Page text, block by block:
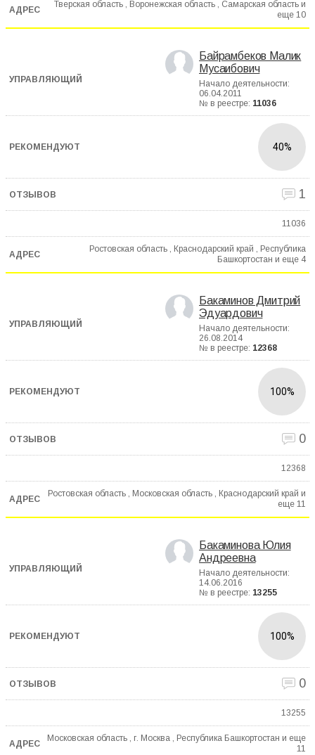
Тверская область , Воронежская область , Самарская область и
еще 10
Байрамбеков Малик
Мусаибович
Начало деятельности:
06.04.2011
№ в реестре: 11036
40%
1
11036
Ростовская область , Краснодарский край , Республика
Башкортостан и еще 4
Бакаминов Дмитрий
Эдуардович
Начало деятельности:
26.08.2014
№ в реестре: 12368
100%
0
12368
Ростовская область , Московская область , Краснодарский край и
еще 11
Бакаминова Юлия
Андреевна
Начало деятельности:
14.06.2016
№ в реестре: 13255
100%
0
13255
Московская область , г. Москва , Республика Башкортостан и еще
11